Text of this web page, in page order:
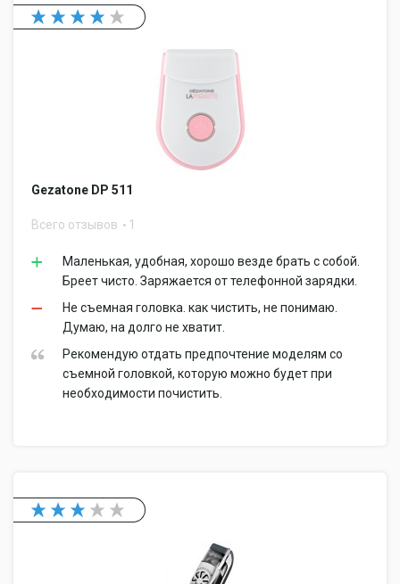
Gezatone DP 511
Всего отзывов 1
Маленькая, удобная, хорошо везде брать с собой.
Бреет чисто. Заряжается от телефонной зарядки.
Не съемная головка. как чистить, не понимаю.
Думаю, на долго не хватит.
Рекомендую отдать предпочтение моделям со
съемной головкой, которую можно будет при
необходимости почистить.